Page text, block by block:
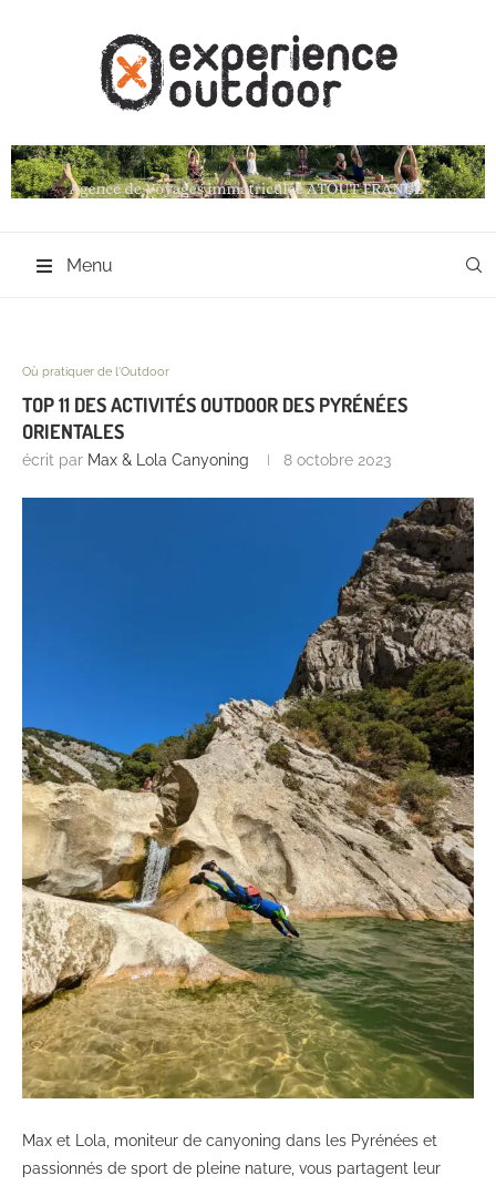
Menu
Où pratiquer de l'Outdoor
TOP 11 DES ACTIVITÉS OUTDOOR DES PYRÉNÉES
ORIENTALES
écrit par Max & Lola Canyoning 8 octobre 2023
Max et Lola, moniteur de canyoning dans les Pyrénées et
passionnés de sport de pleine nature, vous partagent leur